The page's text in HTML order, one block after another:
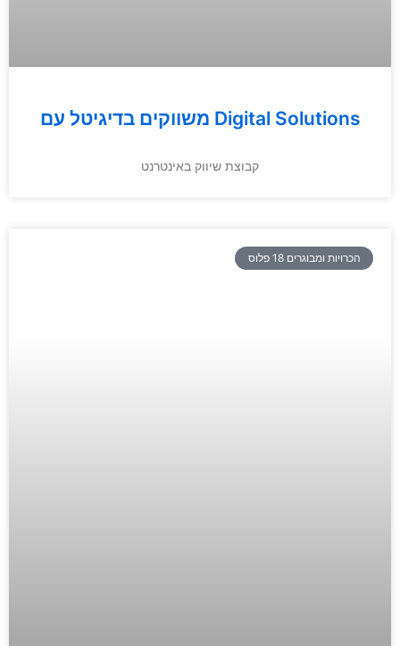
משווקים בדיגיטל עם Digital Solutions
קבוצת שיווק באינטרנט
הכרויות ומבוגרים 18 פלוס